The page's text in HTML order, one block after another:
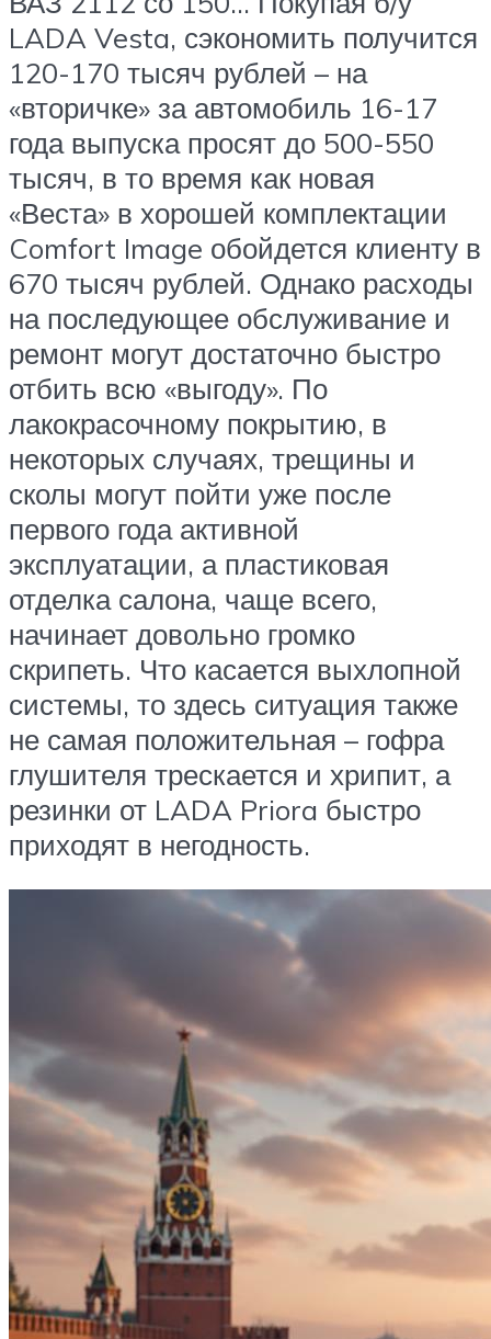
LADA Vesta, сэкономить получится
120-170 тысяч рублей – на
«вторичке» за автомобиль 16-17
года выпуска просят до 500-550
тысяч, в то время как новая
«Веста» в хорошей комплектации
Comfort Image обойдется клиенту в
670 тысяч рублей. Однако расходы
на последующее обслуживание и
ремонт могут достаточно быстро
отбить всю «выгоду». По
лакокрасочному покрытию, в
некоторых случаях, трещины и
сколы могут пойти уже после
первого года активной
эксплуатации, а пластиковая
отделка салона, чаще всего,
начинает довольно громко
скрипеть. Что касается выхлопной
системы, то здесь ситуация также
не самая положительная – гофра
глушителя трескается и хрипит, а
резинки от LADA Priora быстро
приходят в негодность.